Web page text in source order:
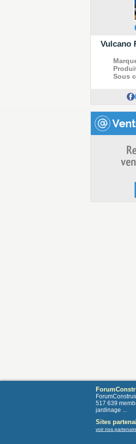
Vulcano
Sous
517 639
jardinage ...
Sites
voir nos